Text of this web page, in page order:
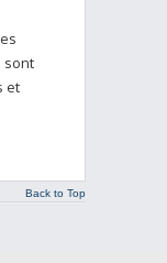
sont
et
Back to Top